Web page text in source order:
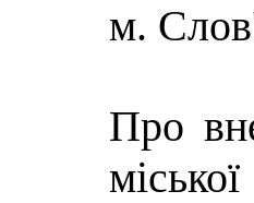
м.
Про
міської